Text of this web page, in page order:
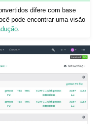
difere com base
pode encontrar uma visão